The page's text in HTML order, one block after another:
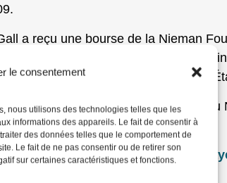
le consentement
nous utilisons des technologies telles que les
informations des appareils. Le fait de consentir à
des données telles que le comportement de
Le fait de ne pas consentir ou de retirer son
sur certaines caractéristiques et fonctions.
a reçu une bourse de la Nieman
occidentale en Afghanistan
Afghanistan 2001-2014 », publié aux
correspondante en Afrique du
Calvados :http://